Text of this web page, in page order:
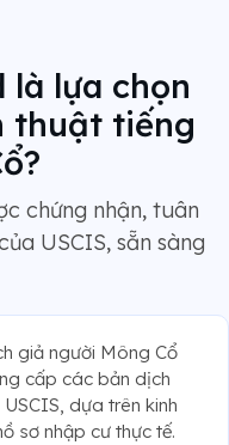
là lựa chọn
thuật tiếng
chứng nhận, tuân
USCIS, sẵn sàng
giả người Mông Cổ
cấp các bản dịch
dựa trên kinh
sơ nhập cư thực tế.